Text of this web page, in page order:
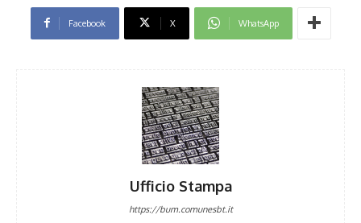
Facebook X WhatsApp
Ufficio Stampa
https://bum.comunesbt.it